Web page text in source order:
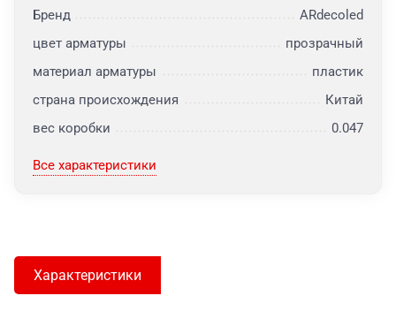
Бренд
ARdecoled
цвет арматуры
прозрачный
материал арматуры
пластик
страна происхождения
Китай
вес коробки
0.047
Все характеристики
Характеристики